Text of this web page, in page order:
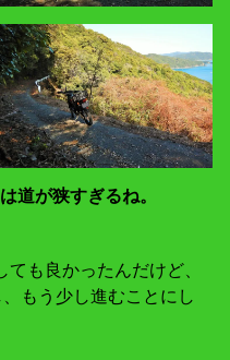
が狭すぎるね。
も良かったんだけど、
もう少し進むことにし